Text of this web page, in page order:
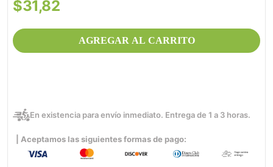
$31,82
AGREGAR AL CARRITO
En existencia para envío inmediato. Entrega de 1 a 3 horas.
| Aceptamos las siguientes formas de pago: